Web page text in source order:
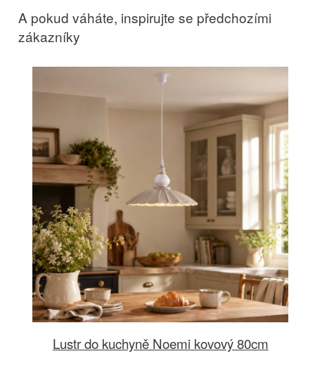
A pokud váháte, inspirujte se předchozími
zákazníky
Lustr do kuchyně Noemi kovový 80cm